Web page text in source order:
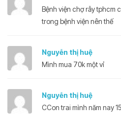
Bệnh viện chợ rẫy tphcm
trong bệnh viện nên thế
Nguyễn thị huệ
Mình mua 70k một vỉ
Nguyễn thị huệ
CCon trai mình năm nay